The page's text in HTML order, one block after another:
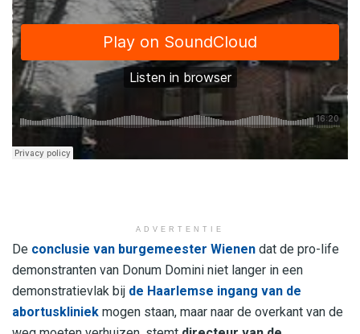
ADVERTENTIE
De conclusie van burgemeester Wienen dat de pro-life
demonstranten van Donum Domini niet langer in een
demonstratievlak bij de Haarlemse ingang van de
abortuskliniek mogen staan, maar naar de overkant van de